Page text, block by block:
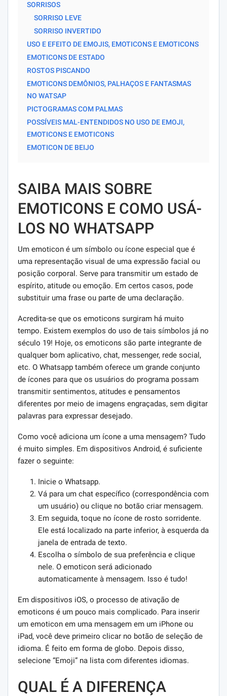
SORRISOS
SORRISO LEVE
SORRISO INVERTIDO
USO E EFEITO DE EMOJIS, EMOTICONS E EMOTICONS
EMOTICONS DE ESTADO
ROSTOS PISCANDO
EMOTICONS DEMÔNIOS, PALHAÇOS E FANTASMAS
NO WATSAP
PICTOGRAMAS COM PALMAS
POSSÍVEIS MAL-ENTENDIDOS NO USO DE EMOJI,
EMOTICONS E EMOTICONS
EMOTICON DE BEIJO
SAIBA MAIS SOBRE
EMOTICONS E COMO USÁ-
LOS NO WHATSAPP
Um emoticon é um símbolo ou ícone especial que é
uma representação visual de uma expressão facial ou
posição corporal. Serve para transmitir um estado de
espírito, atitude ou emoção. Em certos casos, pode
substituir uma frase ou parte de uma declaração.
Acredita-se que os emoticons surgiram há muito
tempo. Existem exemplos do uso de tais símbolos já no
século 19! Hoje, os emoticons são parte integrante de
qualquer bom aplicativo, chat, messenger, rede social,
etc. O Whatsapp também oferece um grande conjunto
de ícones para que os usuários do programa possam
transmitir sentimentos, atitudes e pensamentos
diferentes por meio de imagens engraçadas, sem digitar
palavras para expressar desejado.
Como você adiciona um ícone a uma mensagem? Tudo
é muito simples. Em dispositivos Android, é suficiente
fazer o seguinte:
Inicie o Whatsapp.
Vá para um chat específico (correspondência com
um usuário) ou clique no botão criar mensagem.
Em seguida, toque no ícone de rosto sorridente.
Ele está localizado na parte inferior, à esquerda da
janela de entrada de texto.
Escolha o símbolo de sua preferência e clique
nele. O emoticon será adicionado
automaticamente à mensagem. Isso é tudo!
Em dispositivos iOS, o processo de ativação de
emoticons é um pouco mais complicado. Para inserir
um emoticon em uma mensagem em um iPhone ou
iPad, você deve primeiro clicar no botão de seleção de
idioma. É feito em forma de globo. Depois disso,
selecione “Emoji” na lista com diferentes idiomas.
QUAL É A DIFERENÇA